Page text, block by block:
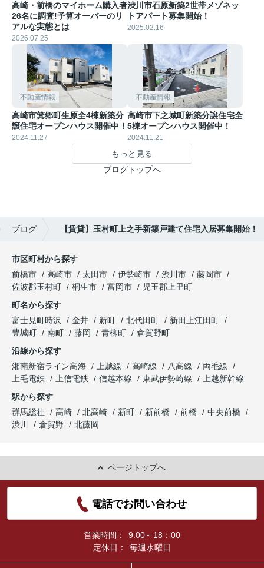
高崎・前橋のマイホーム購入者
26名に調査!予算オーバーのリ
アルな実態とは
2026.07.25
渋川市石原新築2世帯メゾネッ
トアパート募集開始！
2025.02.16
不動産情報
高崎市箕郷町生原全4棟新築分
譲住宅オープンハウス開催中！
2024.11.27
不動産情報
高崎市下之城町新築分譲住宅全
5棟オープンハウス開催中！
2024.11.21
もっと見る
ブログトップへ
ブログ 【賃貸】玉村町上之手新築戸建て住宅入居募集開始！
市区町村から探す
前橋市
高崎市 太田市 伊勢崎市 渋川市
藤岡市
佐波郡玉村町
桐生市 富岡市
児玉郡上里町
町名から探す
富士見町時沢
金井 新町 北代田町
新田上江田町
豊城町
南町 藤岡 青柳町
倉賀野町
沿線から探す
湘南新宿ライン高海
上越線 高崎線 八高線
両毛線
上毛電鉄
上信電鉄 信越本線 東武伊勢崎線
上越新幹線
駅から探す
群馬総社
高崎 北高崎 新町 新前橋 前橋
中央前橋
渋川
倉賀野 北藤岡
ページトップへ
電話でお問い合わせ
営業時間：
9:00～18：00
定休日：
毎週水曜日